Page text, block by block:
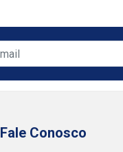
Fale Conosco